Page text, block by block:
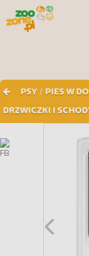
PSY / PIES W
DRZWICZKI I